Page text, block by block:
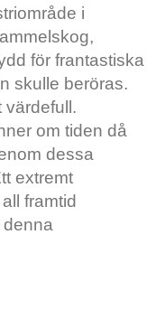
i
för frantastiska
skulle beröras.
värdefull.
om tiden då
dessa
extremt
framtid